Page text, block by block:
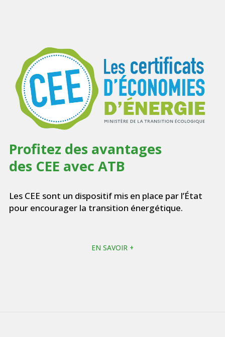
Profitez des avantages
des CEE avec ATB
Les CEE sont un dispositif mis en place par l’État
pour encourager la transition énergétique.
EN SAVOIR +